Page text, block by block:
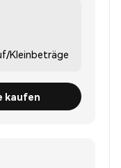
Kleinbeträge
kaufen